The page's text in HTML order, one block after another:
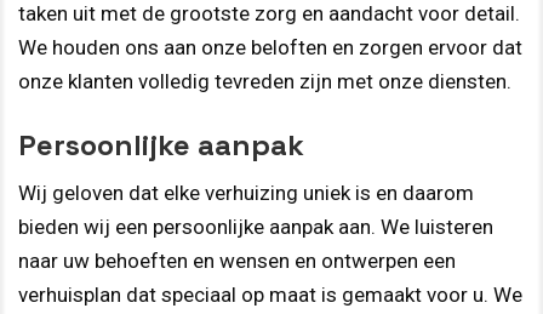
taken uit met de grootste zorg en aandacht voor detail.
We houden ons aan onze beloften en zorgen ervoor dat
onze klanten volledig tevreden zijn met onze diensten.
Persoonlijke aanpak
Wij geloven dat elke verhuizing uniek is en daarom
bieden wij een persoonlijke aanpak aan. We luisteren
naar uw behoeften en wensen en ontwerpen een
verhuisplan dat speciaal op maat is gemaakt voor u. We